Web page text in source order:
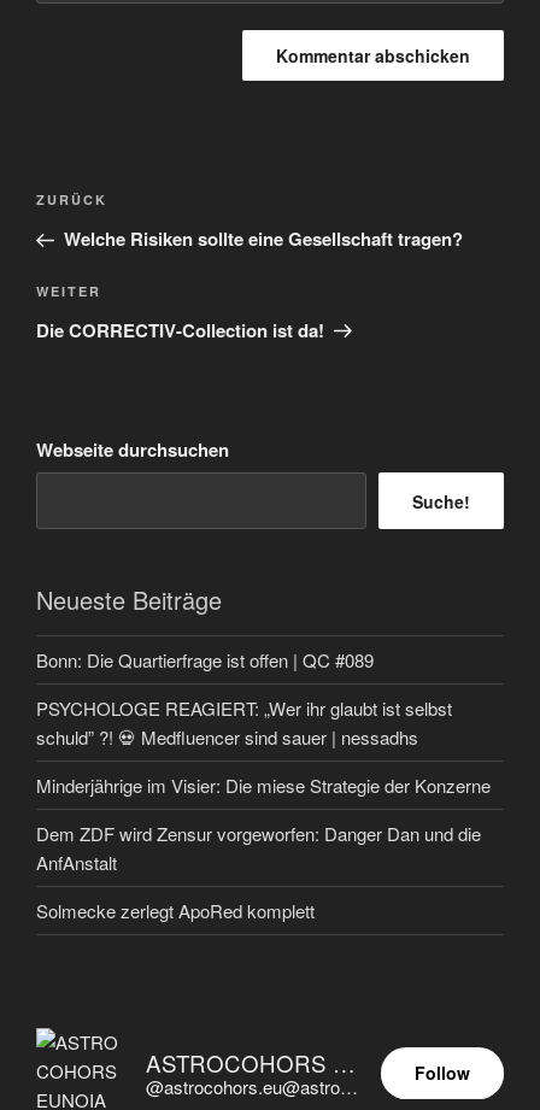
Beitragsnavigation
Vorheriger
Beitrag
ZURÜCK
Welche Risiken sollte eine Gesellschaft tragen?
Nächster
Beitrag
WEITER
Die CORRECTIV-Collection ist da!
Webseite durchsuchen
Suche!
Neueste Beiträge
Bonn: Die Quartierfrage ist offen | QC #089
PSYCHOLOGE REAGIERT: „Wer ihr glaubt ist selbst
schuld” ?! 💀 Medfluencer sind sauer | nessadhs
Minderjährige im Visier: Die miese Strategie der Konzerne
Dem ZDF wird Zensur vorgeworfen: Danger Dan und die
AnfAnstalt
Solmecke zerlegt ApoRed komplett
ASTROCOHORS EUNOIA ULTIMA
@astrocohors.eu@astrocohors.eu
Follow